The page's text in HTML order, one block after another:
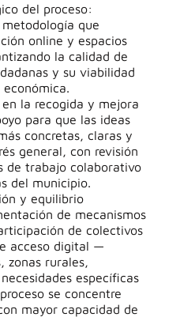
del proceso:
que
online y espacios
la calidad de
y su viabilidad
la recogida y mejora
para que las ideas
concretas, claras y
general, con revisión
de trabajo colaborativo
del municipio.
y equilibrio
de mecanismos
de colectivos
acceso digital —
zonas rurales,
específicas
se concentre
mayor capacidad de